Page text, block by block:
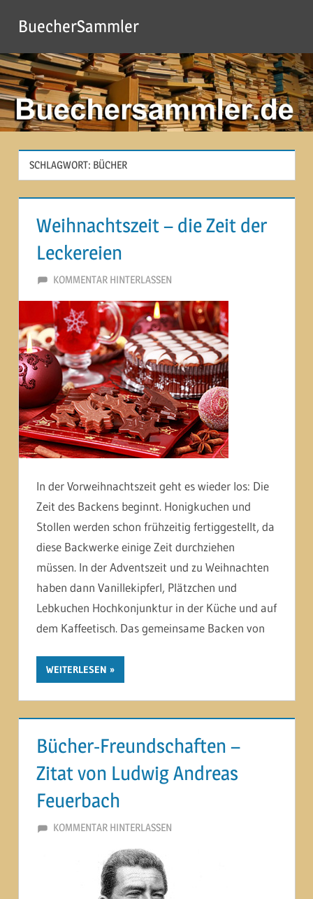
Inhalt
springen
BuecherSammler
SCHLAGWORT: BÜCHER
Weihnachtszeit – die Zeit der
Leckereien
2. NOVEMBER 2012
MARTINA BERG
KOMMENTAR HINTERLASSEN
In der Vorweihnachtszeit geht es wieder los: Die
Zeit des Backens beginnt. Honigkuchen und
Stollen werden schon frühzeitig fertiggestellt, da
diese Backwerke einige Zeit durchziehen
müssen. In der Adventszeit und zu Weihnachten
haben dann Vanillekipferl, Plätzchen und
Lebkuchen Hochkonjunktur in der Küche und auf
dem Kaffeetisch. Das gemeinsame Backen von
WEITERLESEN
Bücher-Freundschaften –
Zitat von Ludwig Andreas
Feuerbach
28. OKTOBER 2012
MARTINA BERG
KOMMENTAR HINTERLASSEN